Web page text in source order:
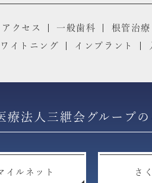
クセス 一般歯科 根管治療
イトニング インプラント
療法人三紲会グループ
イルネット さ